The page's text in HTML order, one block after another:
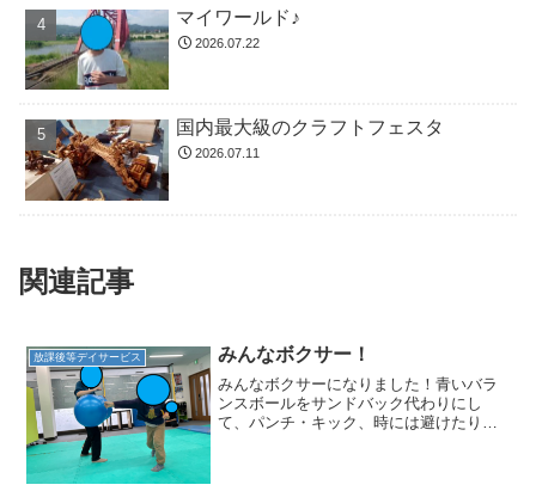
マイワールド♪
2026.07.22
国内最大級のクラフトフェスタ
2026.07.11
関連記事
放課後等デイサービス みんなボクサー！
みんなボクサーになりました！青いバラ
ンスボールをサンドバック代わりにし
て、パンチ・キック、時には避けたりし